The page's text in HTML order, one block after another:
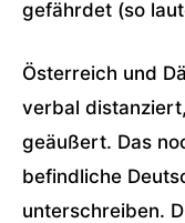
gefährdet (so
Österreich und
verbal
geäußert. Das
befindliche
unterschreiben.